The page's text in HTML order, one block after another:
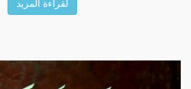
لقراءة المزيد